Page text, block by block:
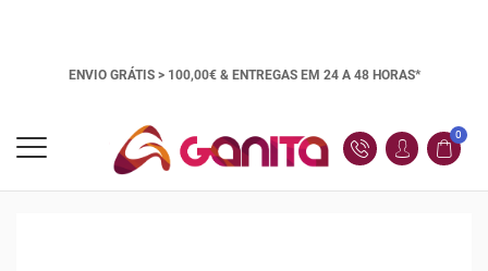
ENVIO GRÁTIS > 100,00€ & ENTREGAS EM 24 A 48 HORAS*
0